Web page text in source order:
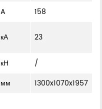
A
158
кА 23
кН
/
мм 1300x1070x1957